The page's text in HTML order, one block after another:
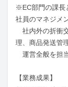
※EC部門の課長
社員のマネジメ
社内外の折衝
理、商品発送管
運営全般を担
【業務成果】